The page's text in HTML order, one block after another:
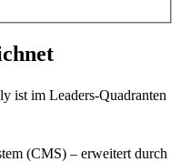
ist im Leaders-Quadranten
(CMS) – erweitert durch